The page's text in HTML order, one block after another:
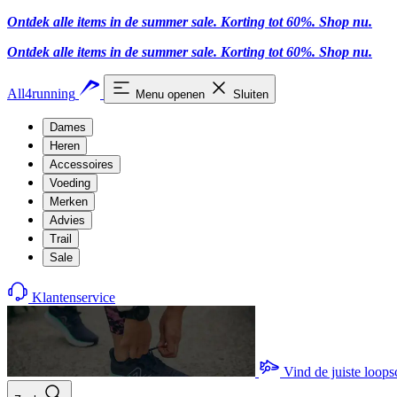
Ontdek alle items in de summer sale. Korting tot 60%. Shop nu.
Ontdek alle items in de summer sale. Korting tot 60%. Shop nu.
All4running Menu openen Sluiten
Dames
Heren
Accessoires
Voeding
Merken
Advies
Trail
Sale
Klantenservice
Vind de juiste